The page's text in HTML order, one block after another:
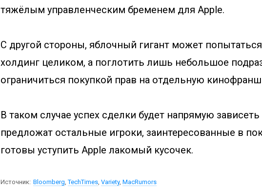
тяжёлым управленческим бременем для Apple.
С другой стороны, яблочный гигант может
холдинг целиком, а поглотить лишь небольшое
ограничиться покупкой прав на отдельную
В таком случае успех сделки будет напрямую
предложат остальные игроки, заинтересованные в
готовы уступить Apple лакомый кусочек.
Источник: Bloomberg,TechTimes, Variety, MacRumors